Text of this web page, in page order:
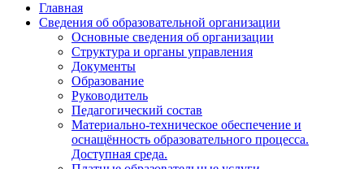
Главная
Сведения об образовательной организации
Основные сведения об организации
Структура и органы управления
Документы
Образование
Руководитель
Педагогический состав
Материально-техническое обеспечение и
оснащённость образовательного процесса.
Доступная среда.